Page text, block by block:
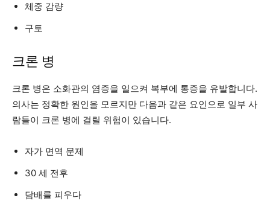
체중 감량
구토
크론 병
크론 병은 소화관의 염증을 일으켜 복부에 통증을 유발합니다.
의사는 정확한 원인을 모르지만 다음과 같은 요인으로 일부 사
람들이 크론 병에 걸릴 위험이 있습니다.
자가 면역 문제
30 세 전후
담배를 피우다